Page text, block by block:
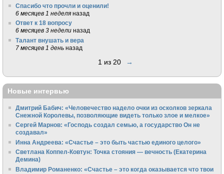
Спасибо что прочли и оценили!
6 месяцев 1 неделя назад
Ответ к 18 вопросу
6 месяцев 3 недели назад
Талант внушать и вера
7 месяцев 1 день назад
1 из 20 →
Новые интервью
Дмитрий Бабич: «Человечество надело очки из осколков зеркала
Снежной Королевы, позволяющие видеть только злое и мелкое»
Сергей Марнов: «Господь создал семью, а государство Он не
создавал»
Инна Андреева: «Счастье – это быть частью единого целого»
Светлана Коппел-Ковтун: Точка стояния — вечность (Екатерина
Демина)
Владимир Романенко: «Счастье – это когда оказывается что твои